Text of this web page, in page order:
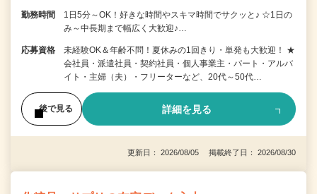
勤務時間
1日5分～OK！好きな時間やスキマ時間でサクッと♪ ☆1日の
み～中長期まで幅広く大歓迎♪…
応募資格
未経験OK＆年齢不問！夏休みの1回きり・単発も大歓迎！ ★
会社員・派遣社員・契約社員・個人事業主・パート・アルバ
イト・主婦（夫）・フリーターなど、20代～50代…
後で見る 詳細を見る
更新日： 2026/08/05 掲載終了日： 2026/08/30